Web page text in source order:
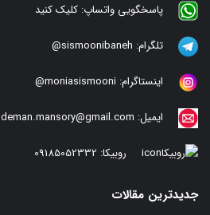
پاسخگویی واتساپ: کلیک کنید
تلگرام: sismoonibaneh@
اینستاگرام: moniasismooni@
ایمیل: deman.mansory@gmail.com
روبیکا: 09185052332
جدیدترین مقالات